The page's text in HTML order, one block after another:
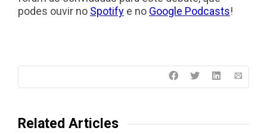
podes ouvir no Spotify e no Google Podcasts!
Related Articles